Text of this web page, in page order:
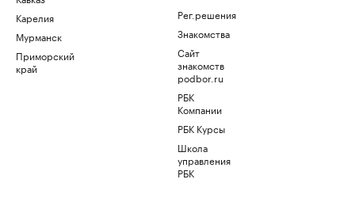
Карелия
Мурманск
Приморский
край
Рег.решения
Знакомства
Сайт
знакомств
podbor.ru
РБК
Компании
РБК Курсы
Школа
управления
РБК